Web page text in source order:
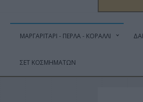
ΜΑΡΓΑΡΙΤΑΡΙ - ΠΕΡΛΑ - ΚΟΡΑΛΛΙ
ΣΕΤ ΚΟΣΜΗΜΑΤΩΝ